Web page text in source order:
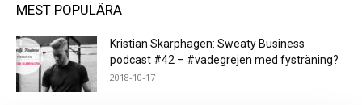
MEST POPULÄRA
Kristian Skarphagen: Sweaty Business
podcast #42 – #vadegrejen med fysträning?
2018-10-17